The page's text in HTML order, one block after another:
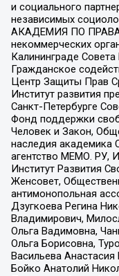
и социального
независимых
АКАДЕМИЯ ПО
некоммерческих
Калининграде
Гражданское
Центр Защиты Прав
Институт развития
Санкт-Петербурге
Фонд поддержки
Человек и Закон,
наследия академика
агентство МЕМО. РУ,
Институт Развития
Женсовет,
антимонопольная
Дзугкоева Регина
Владимирович,
Ольга Вадимовна,
Ольга Борисовна,
Васильева Анастасия
Бойко Анатолий